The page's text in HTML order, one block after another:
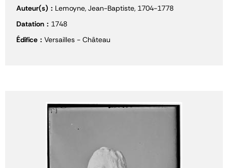
Auteur(s)
Lemoyne, Jean-Baptiste, 1704-1778
Datation
1748
Édifice
Versailles - Château